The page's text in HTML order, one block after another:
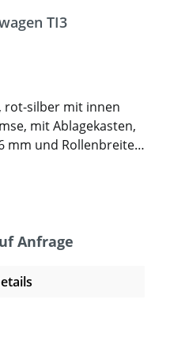
TI3
rot-silber mit innen
mit Ablagekasten,
mm und Rollenbreite
Anfrage